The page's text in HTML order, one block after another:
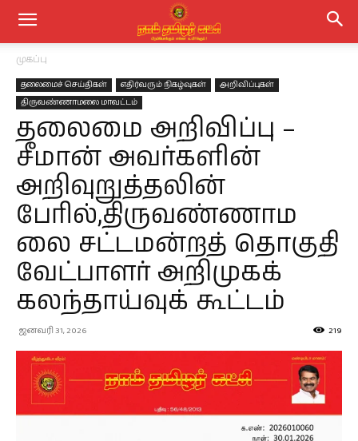
முகப்பு
தலைமைச் செய்திகள் எதிர்வரும் நிகழ்வுகள்
அறிவிப்புகள்
திருவண்ணாமலை மாவட்டம்
தலைமை அறிவிப்பு –
சீமான் அவர்களின்
அறிவுறுத்தலின்
பேரில்,திருவண்ணாம
லை சட்டமன்றத் தொகுதி
வேட்பாளர் அறிமுகக்
கலந்தாய்வுக் கூட்டம்
ஜனவரி 31, 2026 219